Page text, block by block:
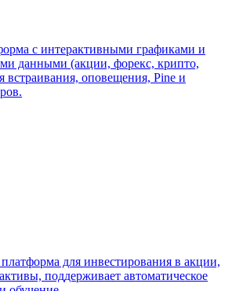
с интерактивными графиками и
данными (акции, форекс, крипто,
встраивания, оповещения, Pine и
для инвестирования в акции,
поддерживает автоматическое